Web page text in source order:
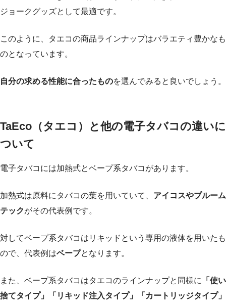
ジョークグッズとして最適です。
このように、タエコの商品ラインナップはバラエティ豊かなも
のとなっています。
自分の求める性能に合ったものを選んでみると良いでしょう。
TaEco（タエコ）と他の電子タバコの違いに
ついて
電子タバコには加熱式とベープ系タバコがあります。
加熱式は原料にタバコの葉を用いていて、 アイコスやプルーム
テックがその代表例です。
対してベープ系タバコはリキッドという専用の液体を用いたも
ので、代表例はベープとなります。
また、ベープ系タバコはタエコのラインナップと同様に
「使い
捨てタイプ」「リキッド注入タイプ」「カートリッジタイプ」